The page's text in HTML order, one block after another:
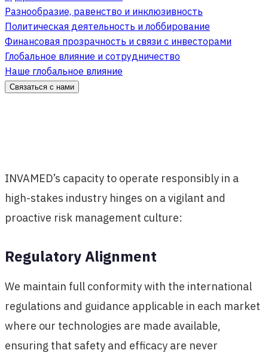
Разнообразие, равенство и инклюзивность
Политическая деятельность и лоббирование
Финансовая прозрачность и связи с инвесторами
Глобальное влияние и сотрудничество
Наше глобальное влияние
Связаться с нами
INVAMED’s capacity to operate responsibly in a
high-stakes industry hinges on a vigilant and
proactive risk management culture:
Regulatory Alignment
We maintain full conformity with the international
regulations and guidance applicable in each market
where our technologies are made available,
ensuring that safety and efficacy are never